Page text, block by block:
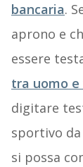
bancaria.
aprono e
essere
tra uomo
digitare
sportivo
si possa